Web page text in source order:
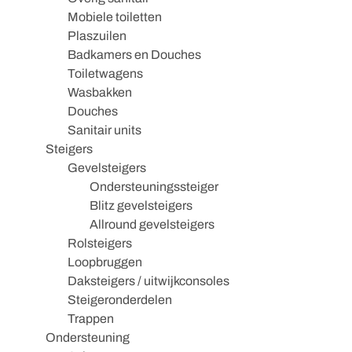
Mobiele toiletten
Plaszuilen
Badkamers en Douches
Toiletwagens
Wasbakken
Douches
Sanitair units
Steigers
Gevelsteigers
Ondersteuningssteiger
Blitz gevelsteigers
Allround gevelsteigers
Rolsteigers
Loopbruggen
Daksteigers / uitwijkconsoles
Steigeronderdelen
Trappen
Ondersteuning